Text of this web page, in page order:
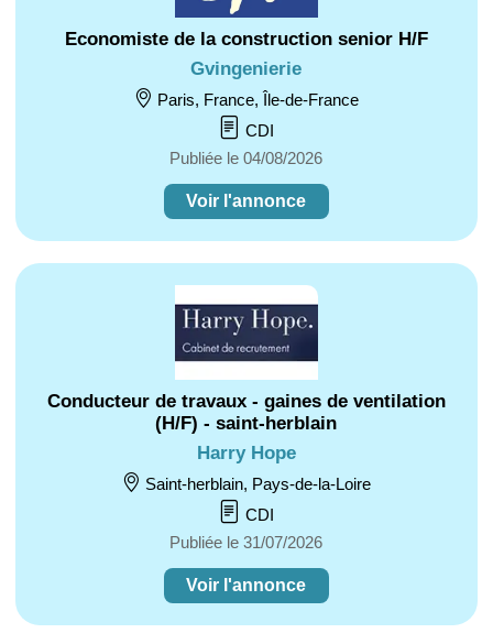
Economiste de la construction senior H/F
Gvingenierie
Paris, France, Île-de-France
CDI
Publiée le 04/08/2026
Voir l'annonce
Conducteur de travaux - gaines de ventilation
(H/F) - saint-herblain
Harry Hope
Saint-herblain, Pays-de-la-Loire
CDI
Publiée le 31/07/2026
Voir l'annonce